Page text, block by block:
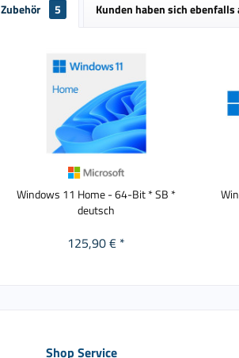
Zubehör 5 Kunden haben sich ebenfalls
Windows 11 Home - 64-Bit * SB *
deutsch
125,90 € *
Shop Service